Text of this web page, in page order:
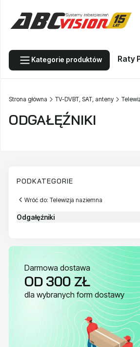
Kategorie produktów Raty
Strona główna TV-DVBT, SAT, anteny
ODGAŁĘŹNIKI
PODKATEGORIE
Wróć do: Telewizja naziemna
Odgałęźniki
Darmowa dostawa
OD 300 ZŁ
dla wybranych form dostawy